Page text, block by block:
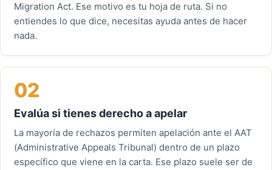
Migration Act. Ese motivo es tu hoja de ruta. Si no
entiendes lo que dice, necesitas ayuda antes de hacer
nada.
02
Evalúa si tienes derecho a apelar
La mayoría de rechazos permiten apelación ante el AAT
(Administrative Appeals Tribunal) dentro de un plazo
específico que viene en la carta. Ese plazo suele ser de